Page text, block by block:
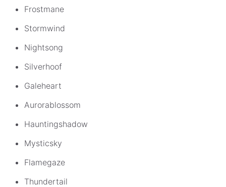
Frostmane
Stormwind
Nightsong
Silverhoof
Galeheart
Aurorablossom
Hauntingshadow
Mysticsky
Flamegaze
Thundertail